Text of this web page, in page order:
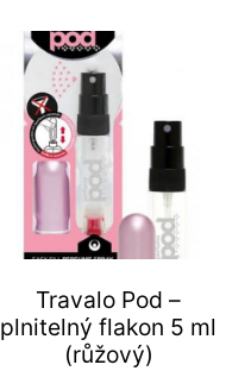
Travalo Pod –
plnitelný flakon 5 ml
(růžový)